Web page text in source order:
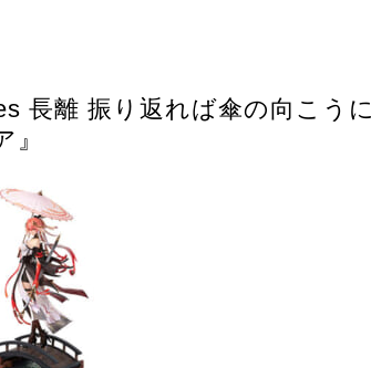
長離 振り返れば傘の向こうに